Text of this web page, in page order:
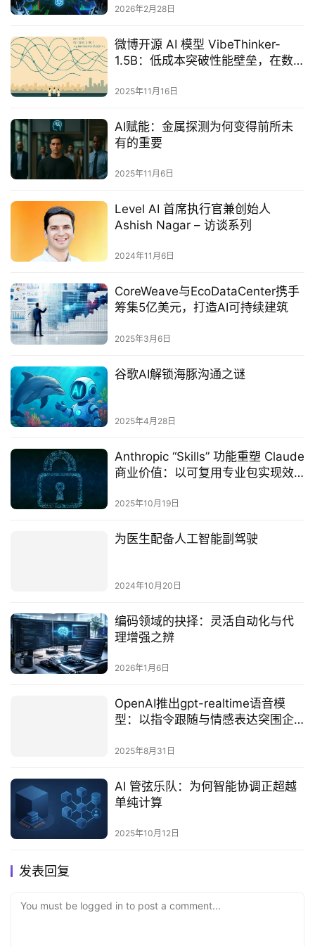
2026年2月28日
微博开源 AI 模型 VibeThinker-
1.5B：低成本突破性能壁垒，在数
2025年11月16日
AI赋能：金属探测为何变得前所未
有的重要
2025年11月6日
Level AI 首席执行官兼创始人
Ashish Nagar – 访谈系列
2024年11月6日
CoreWeave与EcoDataCenter携手
筹集5亿美元，打造AI可持续建筑‌
2025年3月6日
‌谷歌AI解锁海豚沟通之谜‌
2025年4月28日
Anthropic “Skills” 功能重塑 Claude
商业价值：以可复用专业包实现效
2025年10月19日
为医生配备人工智能副驾驶
2024年10月20日
编码领域的抉择：灵活自动化与代
理增强之辨
2026年1月6日
OpenAI推出gpt-realtime语音模
型：以指令跟随与情感表达突围企
2025年8月31日
AI 管弦乐队：为何智能协调正超越
单纯计算
2025年10月12日
发表回复
You must be logged in to post a comment...